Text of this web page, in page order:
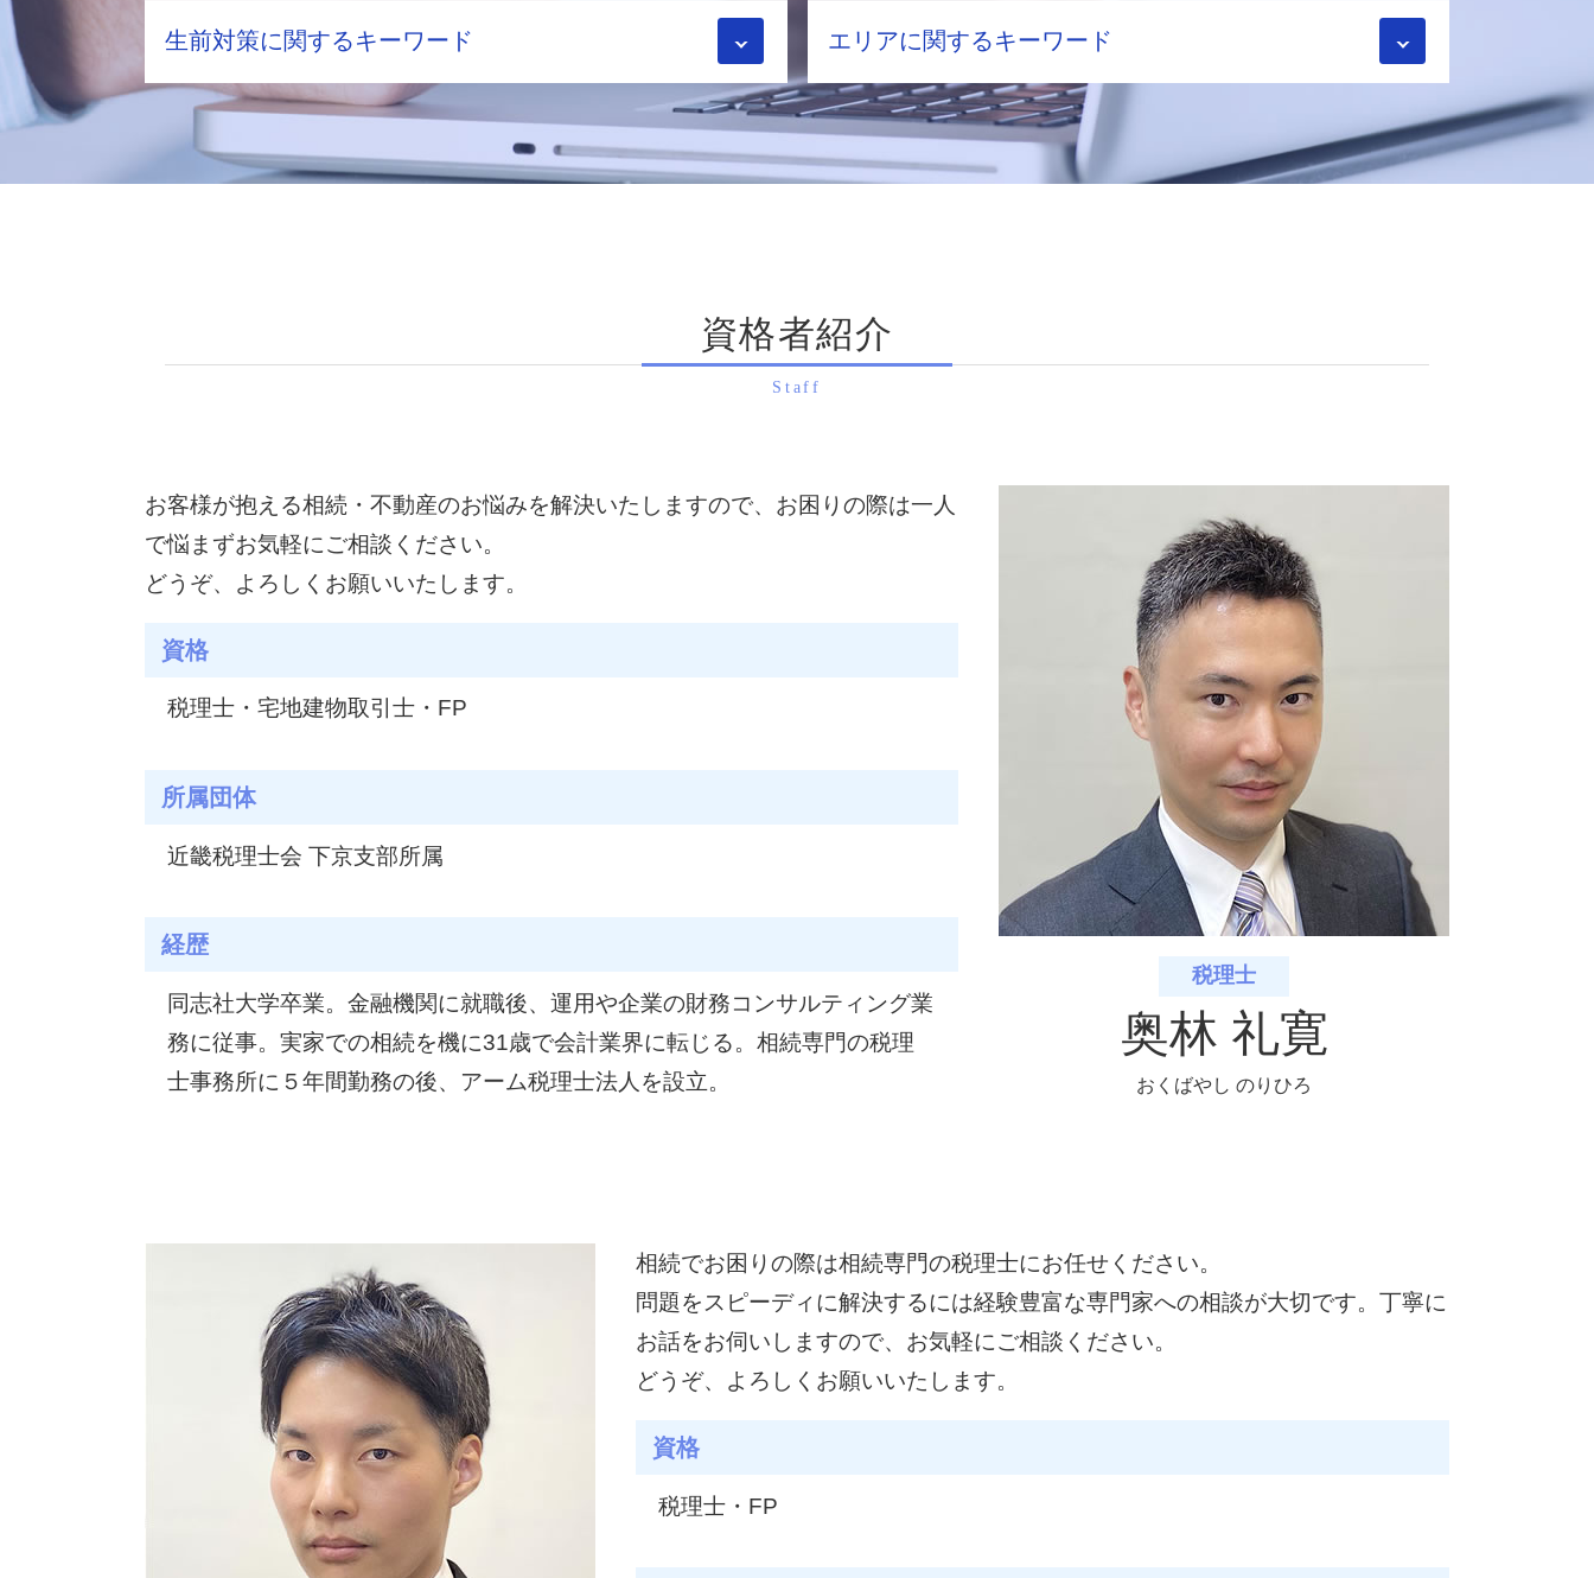
遺留分 計算
生前贈与 遺留分
不動産 固定資産税
相続財産調査 費用
相続 手続き 流れ
不動産相続 相談
不動産相続 手続き
配偶者居住権 節税
相続税申告 自分 メリット
相続税 更正の請求
相続税 不動産
相続税 2割加算
相続税申告 期限
相続時精算課税制度 2024年
小規模宅地等 の 特例
相続税 税理士
生前対策に関するキーワード
相続税 対策 アパート
生前対策 税理士 メリット
生前贈与 契約
商事信託 家族信託 違い
贈与税 リフォーム
家族信託 メリット
孫 生前贈与
家族信託 デメリット
エリアに関するキーワード
相続手続き 大阪府 相談
相続手続き 亀岡市 税理士
相続税申告 大阪府 税理士
相続税申告 宇治市 税理士
相続手続き 亀岡市 相談
相続手続き 京都府 税理士
資格者紹介
Staff
税理士
奥林 礼寛
おくばやし のりひろ
お客様が抱える相続・不動産のお悩みを解決いたしますので、お困りの際は一人
で悩まずお気軽にご相談ください。
どうぞ、よろしくお願いいたします。
資格
税理士・宅地建物取引士・FP
所属団体
近畿税理士会 下京支部所属
経歴
同志社大学卒業。金融機関に就職後、運用や企業の財務コンサルティング業
務に従事。実家での相続を機に31歳で会計業界に転じる。相続専門の税理
士事務所に５年間勤務の後、アーム税理士法人を設立。
相続でお困りの際は相続専門の税理士にお任せください。
問題をスピーディに解決するには経験豊富な専門家への相談が大切です。丁寧に
お話をお伺いしますので、お気軽にご相談ください。
どうぞ、よろしくお願いいたします。
資格
税理士・FP